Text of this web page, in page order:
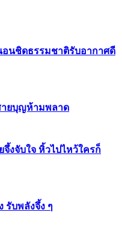
อนชิดธรรมชาติรับอากาศดี
ายบุญห้ามพลาด
งจับใจ หิ้วไปไหว้ใครก็
รับพลังจึ้ง ๆ